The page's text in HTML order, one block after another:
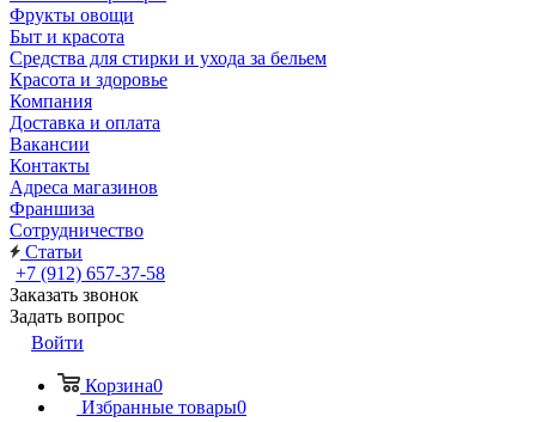
Фрукты овощи
Быт и красота
Средства для стирки и ухода за бельем
Красота и здоровье
Компания
Доставка и оплата
Вакансии
Контакты
Адреса магазинов
Франшиза
Сотрудничество
Статьи
+7 (912) 657-37-58
Заказать звонок
Задать вопрос
Войти
Корзина0
Избранные товары0